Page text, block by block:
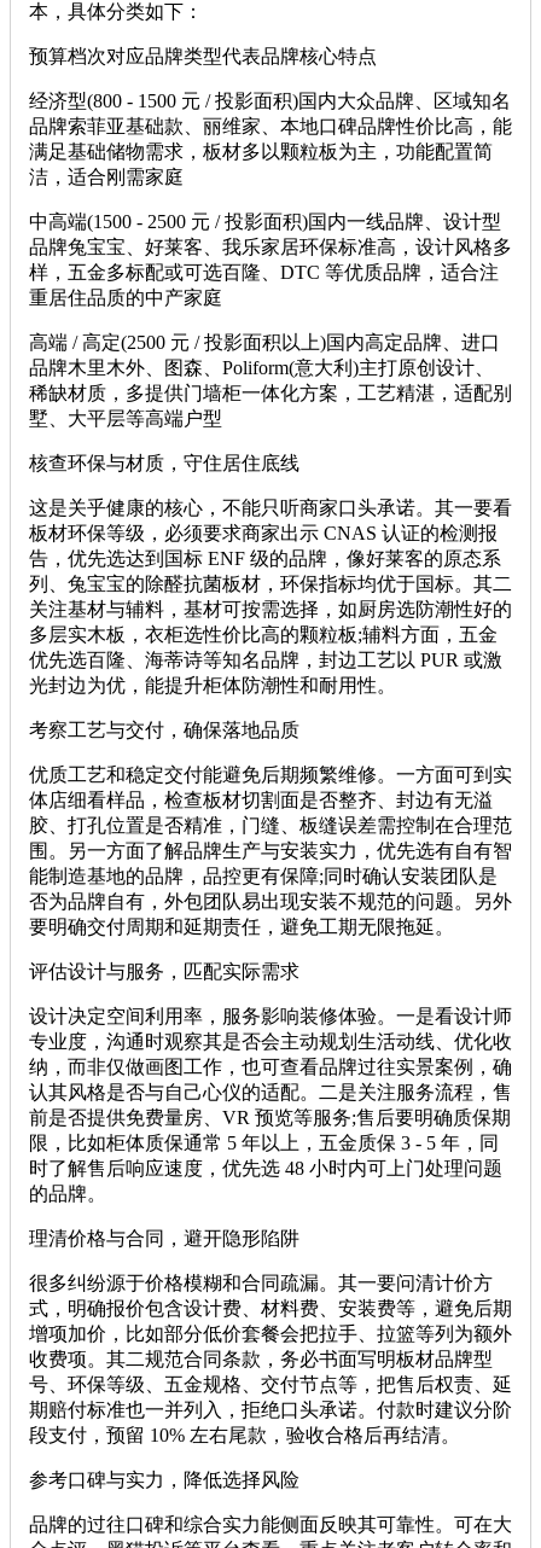
本，具体分类如下：
预算档次对应品牌类型代表品牌核心特点
经济型(800 - 1500 元 / 投影面积)国内大众品牌、区域知名
品牌索菲亚基础款、丽维家、本地口碑品牌性价比高，能
满足基础储物需求，板材多以颗粒板为主，功能配置简
洁，适合刚需家庭
中高端(1500 - 2500 元 / 投影面积)国内一线品牌、设计型
品牌兔宝宝、好莱客、我乐家居环保标准高，设计风格多
样，五金多标配或可选百隆、DTC 等优质品牌，适合注
重居住品质的中产家庭
高端 / 高定(2500 元 / 投影面积以上)国内高定品牌、进口
品牌木里木外、图森、Poliform(意大利)主打原创设计、
稀缺材质，多提供门墙柜一体化方案，工艺精湛，适配别
墅、大平层等高端户型
核查环保与材质，守住居住底线
这是关乎健康的核心，不能只听商家口头承诺。其一要看
板材环保等级，必须要求商家出示 CNAS 认证的检测报
告，优先选达到国标 ENF 级的品牌，像好莱客的原态系
列、兔宝宝的除醛抗菌板材，环保指标均优于国标。其二
关注基材与辅料，基材可按需选择，如厨房选防潮性好的
多层实木板，衣柜选性价比高的颗粒板;辅料方面，五金
优先选百隆、海蒂诗等知名品牌，封边工艺以 PUR 或激
光封边为优，能提升柜体防潮性和耐用性。
考察工艺与交付，确保落地品质
优质工艺和稳定交付能避免后期频繁维修。一方面可到实
体店细看样品，检查板材切割面是否整齐、封边有无溢
胶、打孔位置是否精准，门缝、板缝误差需控制在合理范
围。另一方面了解品牌生产与安装实力，优先选有自有智
能制造基地的品牌，品控更有保障;同时确认安装团队是
否为品牌自有，外包团队易出现安装不规范的问题。另外
要明确交付周期和延期责任，避免工期无限拖延。
评估设计与服务，匹配实际需求
设计决定空间利用率，服务影响装修体验。一是看设计师
专业度，沟通时观察其是否会主动规划生活动线、优化收
纳，而非仅做画图工作，也可查看品牌过往实景案例，确
认其风格是否与自己心仪的适配。二是关注服务流程，售
前是否提供免费量房、VR 预览等服务;售后要明确质保期
限，比如柜体质保通常 5 年以上，五金质保 3 - 5 年，同
时了解售后响应速度，优先选 48 小时内可上门处理问题
的品牌。
理清价格与合同，避开隐形陷阱
很多纠纷源于价格模糊和合同疏漏。其一要问清计价方
式，明确报价包含设计费、材料费、安装费等，避免后期
增项加价，比如部分低价套餐会把拉手、拉篮等列为额外
收费项。其二规范合同条款，务必书面写明板材品牌型
号、环保等级、五金规格、交付节点等，把售后权责、延
期赔付标准也一并列入，拒绝口头承诺。付款时建议分阶
段支付，预留 10% 左右尾款，验收合格后再结清。
参考口碑与实力，降低选择风险
品牌的过往口碑和综合实力能侧面反映其可靠性。可在大